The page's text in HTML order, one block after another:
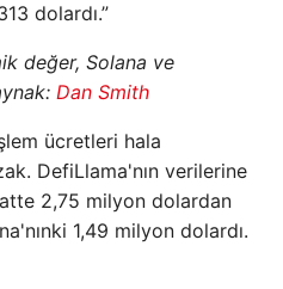
dolardı.”
değer, Solana ve
Dan Smith
ücretleri hala
DefiLlama'nın verilerine
2,75 milyon dolardan
1,49 milyon dolardı.